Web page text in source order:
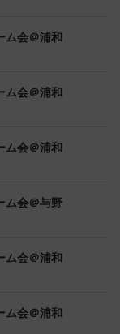
ム会＠浦和
ム会＠浦和
ム会＠浦和
ム会＠与野
ム会＠浦和
ム会＠浦和